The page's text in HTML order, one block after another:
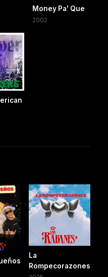
Money Pa' Que
2002
La
Rompecorazones